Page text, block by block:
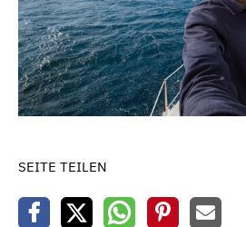
SEITE TEILEN